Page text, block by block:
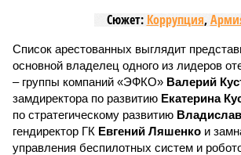
Сюжет: Коррупция,
Список арестованных выглядит
основной владелец одного из лидеров
– группы компаний «ЭФКО» Валерий
замдиректора по развитию Екатерина
по стратегическому развитию
гендиректор ГК Евгений Ляшенко и
управления беспилотных систем и